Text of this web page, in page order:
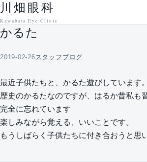
本文へ移動
川畑眼科
Kawabata Eye Clinic
かるた
2019-02-26 スタッフブログ
最近子供たちと、かるた遊びしています。
歴史のかるたなのですが、はるか昔私も
完全に忘れています
楽しみながら覚える、いいことです。
もうしばらく子供たちに付き合おうと思